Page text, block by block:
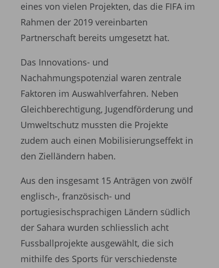
eines von vielen Projekten, das die FIFA im
Rahmen der 2019 vereinbarten
Partnerschaft bereits umgesetzt hat.
Das Innovations- und
Nachahmungspotenzial waren zentrale
Faktoren im Auswahlverfahren. Neben
Gleichberechtigung, Jugendförderung und
Umweltschutz mussten die Projekte
zudem auch einen Mobilisierungseffekt in
den Zielländern haben.
Aus den insgesamt 15 Anträgen von zwölf
englisch-, französisch- und
portugiesischsprachigen Ländern südlich
der Sahara wurden schliesslich acht
Fussballprojekte ausgewählt, die sich
mithilfe des Sports für verschiedenste